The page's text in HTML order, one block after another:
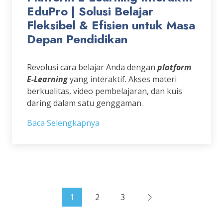
EduPro | Solusi Belajar
Fleksibel & Efisien untuk Masa
Depan Pendidikan
Revolusi cara belajar Anda dengan platform
E-Learningyang interaktif. Akses materi
berkualitas, video pembelajaran, dan kuis
daring dalam satu genggaman.
Baca Selengkapnya
1 2 3